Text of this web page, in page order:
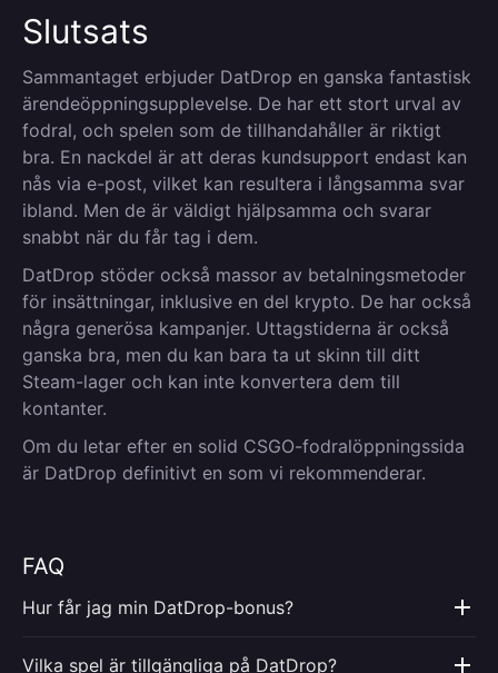
Slutsats
Sammantaget erbjuder DatDrop en ganska fantastisk
ärendeöppningsupplevelse. De har ett stort urval av
fodral, och spelen som de tillhandahåller är riktigt
bra. En nackdel är att deras kundsupport endast kan
nås via e-post, vilket kan resultera i långsamma svar
ibland. Men de är väldigt hjälpsamma och svarar
snabbt när du får tag i dem.
DatDrop stöder också massor av betalningsmetoder
för insättningar, inklusive en del krypto. De har också
några generösa kampanjer. Uttagstiderna är också
ganska bra, men du kan bara ta ut skinn till ditt
Steam-lager och kan inte konvertera dem till
kontanter.
Om du letar efter en solid CSGO-fodralöppningssida
är DatDrop definitivt en som vi rekommenderar.
FAQ
Hur får jag min DatDrop-bonus?
Vilka spel är tillgängliga på DatDrop?